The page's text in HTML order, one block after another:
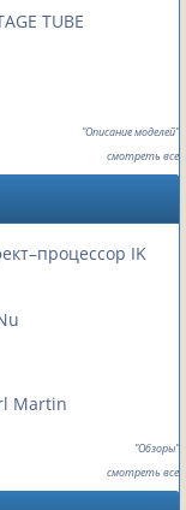
TUBE
"Описание моделей"
смотреть все
IK
Martin
"Обзоры"
смотреть все